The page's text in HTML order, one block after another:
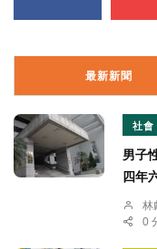
最新新聞
社會
男子
四年
林
0